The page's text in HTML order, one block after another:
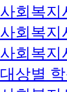
사회복지
사회복지
사회복지
대상별